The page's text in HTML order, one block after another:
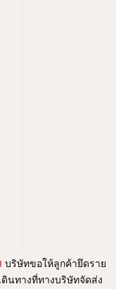
บริษัทขอให้ลูกค้ายึดราย
ดินทางที่ทางบริษัทจัดส่ง